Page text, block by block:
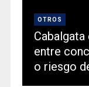
OTROS
entre
o riesgo